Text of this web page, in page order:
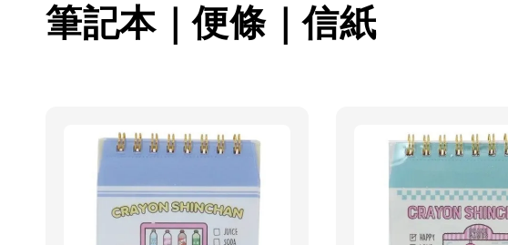
筆記本｜便條｜信紙